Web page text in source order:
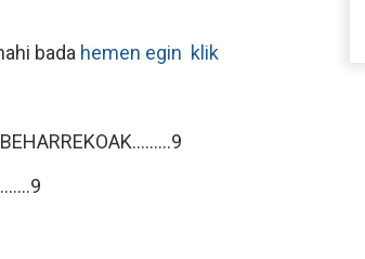
bada hemen egin klik